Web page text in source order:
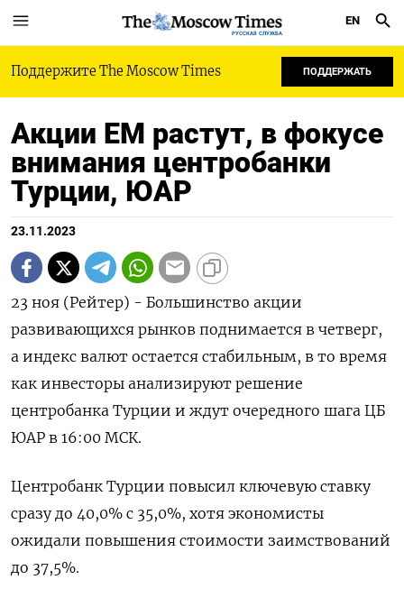
РУССКАЯ СЛУЖБА
EN
Поддержите The Moscow Times ПОДДЕРЖАТЬ
Акции ЕМ растут, в фокусе
внимания центробанки
Турции, ЮАР
23.11.2023
23 ноя (Рейтер) - Большинство акции
развивающихся рынков поднимается в четверг,
а индекс валют остается стабильным, в то время
как инвесторы анализируют решение
центробанка Турции и ждут очередного шага ЦБ
ЮАР в 16:00 МСК.
Центробанк Турции повысил ключевую ставку
сразу до 40,0% с 35,0%, хотя экономисты
ожидали повышения стоимости заимствований
до 37,5%.